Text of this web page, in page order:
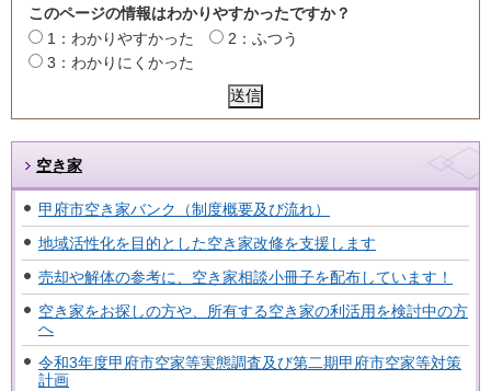
このページの情報はわかりやすかったですか？
1：わかりやすかった
2：ふつう
3：わかりにくかった
空き家
甲府市空き家バンク（制度概要及び流れ）
地域活性化を目的とした空き家改修を支援します
売却や解体の参考に、空き家相談小冊子を配布しています！
空き家をお探しの方や、所有する空き家の利活用を検討中の方
へ
令和3年度甲府市空家等実態調査及び第二期甲府市空家等対策
計画